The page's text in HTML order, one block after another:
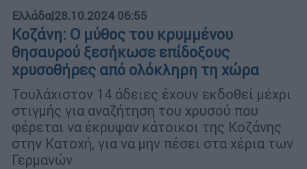
Ελλάδα|28.10.2024 06:55
Κοζάνη: Ο μύθος του κρυμμένου
θησαυρού ξεσήκωσε επίδοξους
χρυσοθήρες από ολόκληρη τη χώρα
Τουλάχιστον 14 άδειες έχουν εκδοθεί μέχρι
στιγμής για αναζήτηση του χρυσού που
φέρεται να έκρυψαν κάτοικοι της Κοζάνης
στην Κατοχή, για να μην πέσει στα χέρια των
Γερμανών